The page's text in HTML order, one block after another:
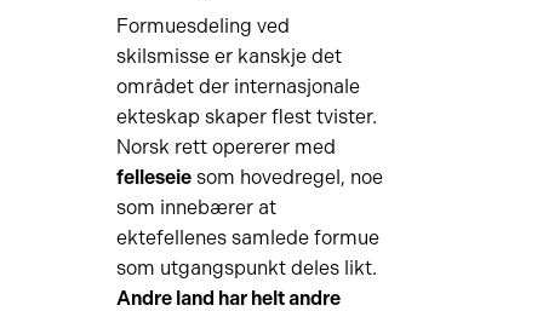
Formuesdeling ved
skilsmisse er kanskje det
området der internasjonale
ekteskap skaper flest tvister.
Norsk rett opererer med
felleseiesom hovedregel, noe
som innebærer at
ektefellenes samlede formue
som utgangspunkt deles likt.
Andre land har helt andre